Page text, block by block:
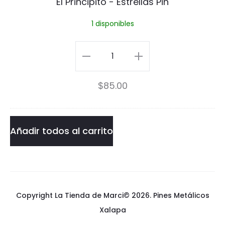
i
i
t
o
E
r
1 disponibles
El
Principito
Estrellas
Pin
cantidad
$85.00
Añadir todos al carrito
Copyright La Tienda de Marci© 2026.Pines Metálicos
Xalapa